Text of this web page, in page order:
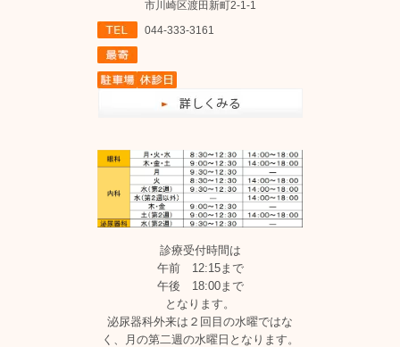
市川崎区渡田新町2-1-1
044-333-3161
診療受付時間は
午前 12:15まで
午後 18:00まで
となります。
泌尿器科外来は２回目の水曜ではな
く、月の第二週の水曜日となります。